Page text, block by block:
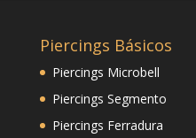
Piercings Básicos
Piercings Microbell
Piercings Segmento
Piercings Ferradura